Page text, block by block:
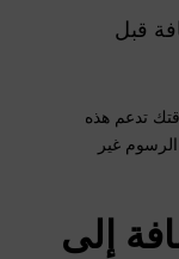
قبل
تدعم هذه
غير
إلى